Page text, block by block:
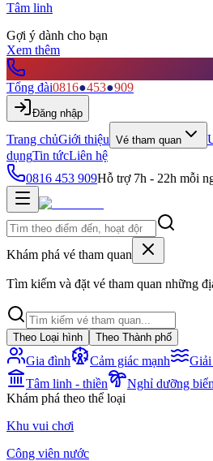
Tâm linh
Gợi ý dành cho bạn
Xem thêm
Tổng đài0816●453●909
Đăng nhập
Trang chủGiới thiệu Vé tham quan
dụngTin tứcLiên hệ
0816 453 909Hỗ trợ 7h - 22h mỗi
Khám phá vé tham quan
Tìm kiếm và đặt vé tham quan những
Theo Loại hình Theo Thành phố
Gia đình Cảm giác mạnh Giải
Tâm linh - thiền
Nghỉ dưỡng biển
Khám phá theo thể loại
Khu vui chơi
Công viên nước